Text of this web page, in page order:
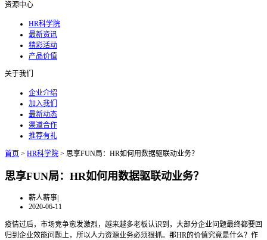
资源中心
HR科学院
最新资讯
精彩活动
产品价值
关于我们
企业介绍
加入我们
最新动态
渠道合作
推荐有礼
首页 > HR科学院 > 思享FUN局：HR如何用数据驱联动业务？
思享FUN局：HR如何用数据驱联动业务？
薪人薪事|
2020-06-11
疫情过后，市场竞争愈发激烈，越来越多老板认识到，大部分企业问题最终都要回
归到企业效能问题上，所以人力资源业务必须狠抓。那HR的价值究竟是什么？作